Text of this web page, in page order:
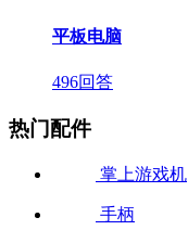
平板电脑
496回答
热门配件
掌上游戏机
手柄